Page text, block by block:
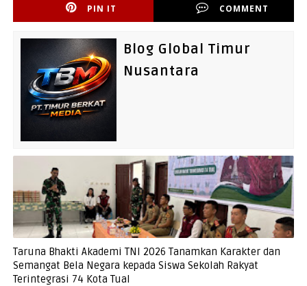
PIN IT COMMENT
Blog Global Timur
Nusantara
Taruna Bhakti Akademi TNI 2026 Tanamkan Karakter dan
Semangat Bela Negara kepada Siswa Sekolah Rakyat
Terintegrasi 74 Kota Tual